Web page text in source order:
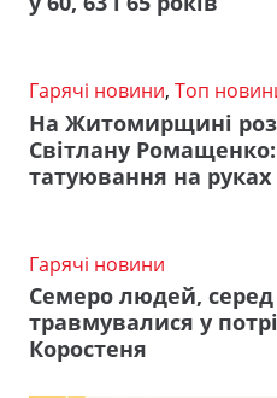
Гарячі новини, Топ
На Житомирщині
Світлану
татуювання на руках
Гарячі новини
Семеро людей, серед
травмувалися у
Коростеня